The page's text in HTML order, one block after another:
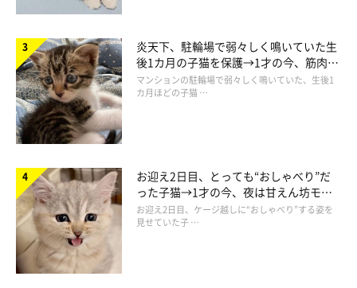
炎天下、駐輪場で弱々しく鳴いていた生
後1カ月の子猫を保護→1才の今、筋肉質
でツンデレなコに成長
マンションの駐輪場で弱々しく鳴いていた、生後1
カ月ほどの子猫 …
お迎え2日目、とっても“おしゃべり”だ
った子猫→1才の今、夜は甘えん坊モー
ドになるコに成長！
お迎え2日目、ケージ越しに“おしゃべり”する姿を
見せていた子 …